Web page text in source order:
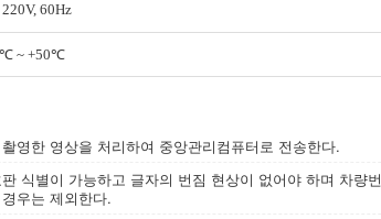
60Hz
~ +50℃
영한 영상을 처리하여 중앙관리컴퓨터로 전송한다.
식별이 가능하고 글자의 번짐 현상이 없어야 하며 차량
우는 제외한다.